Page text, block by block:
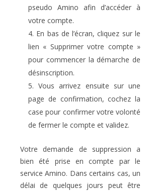
pseudo Amino afin d’accéder à
votre compte.
En bas de l’écran, cliquez sur le
lien « Supprimer votre compte »
pour commencer la démarche de
désinscription.
Vous arrivez ensuite sur une
page de confirmation, cochez la
case pour confirmer votre volonté
de fermer le compte et validez.
Votre demande de suppression a
bien été prise en compte par le
service Amino. Dans certains cas, un
délai de quelques jours peut être